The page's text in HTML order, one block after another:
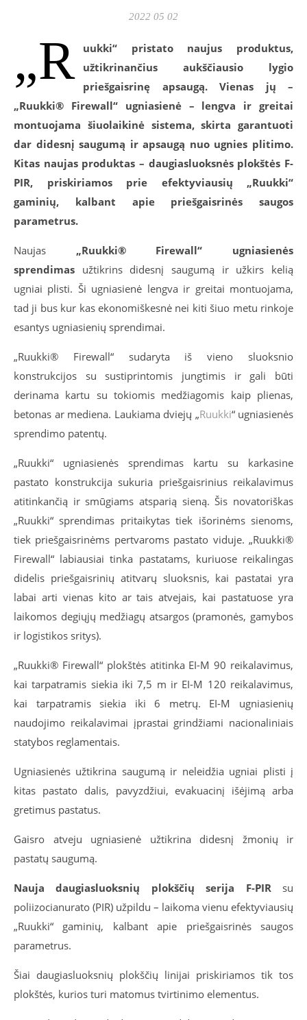
2022 05 02
„R
uukki“ pristato naujus produktus,
užtikrinančius aukščiausio lygio
priešgaisrinę apsaugą. Vienas jų –
„Ruukki® Firewall“ ugniasienė – lengva ir greitai
montuojama šiuolaikinė sistema, skirta garantuoti
dar didesnį saugumą ir apsaugą nuo ugnies plitimo.
Kitas naujas produktas – daugiasluoksnės plokštės F-
PIR, priskiriamos prie efektyviausių „Ruukki“
gaminių, kalbant apie priešgaisrinės saugos
parametrus.
Naujas „Ruukki® Firewall“
ugniasienės
sprendimas užtikrins didesnį saugumą ir užkirs kelią
ugniai plisti. Ši ugniasienė lengva ir greitai montuojama,
tad ji bus kur kas ekonomiškesnė nei kiti šiuo metu rinkoje
esantys ugniasienių sprendimai.
„Ruukki® Firewall“ sudaryta iš vieno sluoksnio
konstrukcijos su sustiprintomis jungtimis ir gali būti
derinama kartu su tokiomis medžiagomis kaip plienas,
betonas ar mediena. Laukiama dviejų „Ruukki“ ugniasienės
sprendimo patentų.
„Ruukki“ ugniasienės sprendimas kartu su karkasine
pastato konstrukcija sukuria priešgaisrinius reikalavimus
atitinkančią ir smūgiams atsparią sieną. Šis novatoriškas
„Ruukki“ sprendimas pritaikytas tiek išorinėms sienoms,
tiek priešgaisrinėms pertvaroms pastato viduje. „Ruukki®
Firewall“ labiausiai tinka pastatams, kuriuose reikalingas
didelis priešgaisrinių atitvarų sluoksnis, kai pastatai yra
labai arti vienas kito ar tais atvejais, kai pastatuose yra
laikomos degiųjų medžiagų atsargos (pramonės, gamybos
ir logistikos sritys).
„Ruukki® Firewall“ plokštės atitinka EI-M 90 reikalavimus,
kai tarpatramis siekia iki 7,5 m ir EI-M 120 reikalavimus,
kai tarpatramis siekia iki 6 metrų. EI-M ugniasienių
naudojimo reikalavimai įprastai grindžiami nacionaliniais
statybos reglamentais.
Ugniasienės užtikrina saugumą ir neleidžia ugniai plisti į
kitas pastato dalis, pavyzdžiui, evakuacinį išėjimą arba
gretimus pastatus.
Gaisro atveju ugniasienė užtikrina didesnį žmonių ir
pastatų saugumą.
Nauja daugiasluoksnių plokščių serija F-PIR
su
poliizocianurato (PIR) užpildu – laikoma vienu efektyviausių
„Ruukki“ gaminių, kalbant apie priešgaisrinės saugos
parametrus.
Šiai daugiasluoksnių plokščių linijai priskiriamos tik tos
plokštės, kurios turi matomus tvirtinimo elementus.